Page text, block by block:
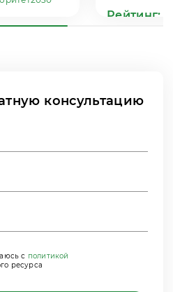
Рейтинг:
консультацию
с политикой
ресурса